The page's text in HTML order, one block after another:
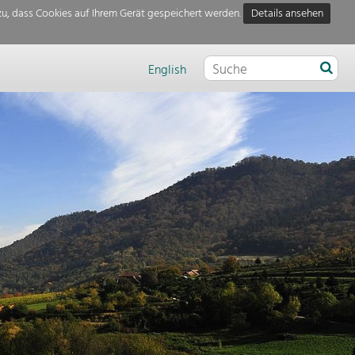
dass Cookies auf Ihrem Gerät gespeichert werden.
Details ansehen
English